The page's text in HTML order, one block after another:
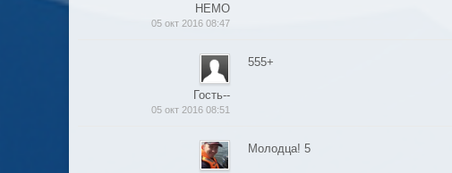
НЕМО
05 окт 2016 08:47
Гость--
05 окт 2016 08:51
555+
Молодца! 5